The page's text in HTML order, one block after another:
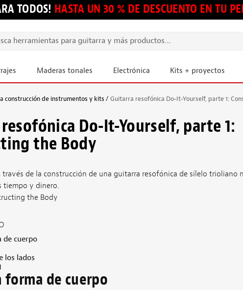
TODOS! HASTA UN 30 % DE DESCUENTO EN TU
Maderas tonales Electrónica Kits + proyectos
construcción de instrumentos y kits Guitarra resofónica Do-It-Yourself, parte 1:
Do-It-Yourself, parte 1:
the Body
través de la construcción de una guitarra resofónica de sílelo trioliano
tiempo y dinero.
the Body
de cuerpo
los lados
forma de cuerpo